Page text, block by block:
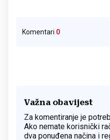
Komentari 0
Važna obavijest
Za komentiranje je
Ako nemate korisnički
dva ponuđena načina i